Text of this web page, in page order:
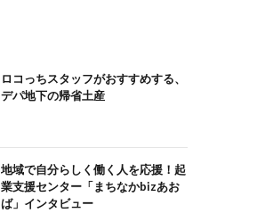
ロコっちスタッフがおすすめする、
デパ地下の帰省土産
地域で自分らしく働く人を応援！起
業支援センター「まちなかbizあお
ば」インタビュー